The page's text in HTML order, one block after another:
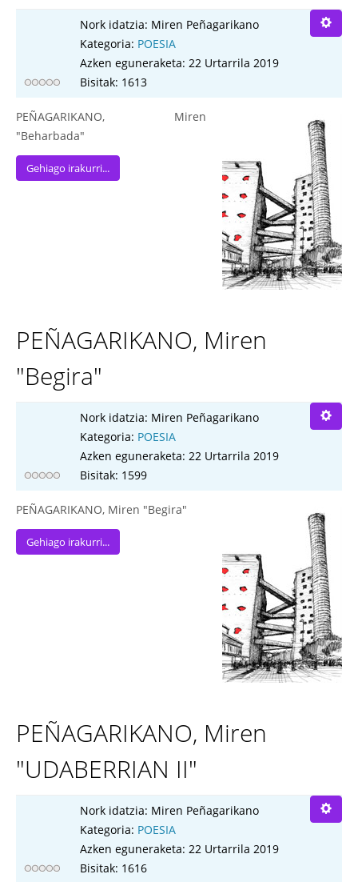
Nork idatzia: Miren Peñagarikano
Kategoria: POESIA
Azken eguneraketa: 22 Urtarrila 2019
Bisitak: 1613
PEÑAGARIKANO, Miren
"Beharbada"
Gehiago irakurri...
PEÑAGARIKANO, Miren
"Begira"
Nork idatzia: Miren Peñagarikano
Kategoria: POESIA
Azken eguneraketa: 22 Urtarrila 2019
Bisitak: 1599
PEÑAGARIKANO, Miren "Begira"
Gehiago irakurri...
PEÑAGARIKANO, Miren
"UDABERRIAN II"
Nork idatzia: Miren Peñagarikano
Kategoria: POESIA
Azken eguneraketa: 22 Urtarrila 2019
Bisitak: 1616